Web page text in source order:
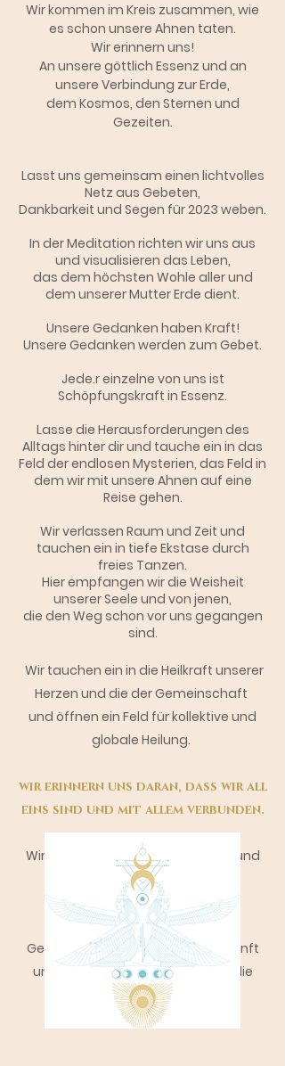
Wir kommen im Kreis zusammen, wie
es schon unsere Ahnen taten.
Wir erinnern uns!
An unsere göttlich Essenz und an
unsere Verbindung zur Erde,
dem Kosmos, den Sternen und
Gezeiten.
Lasst uns gemeinsam einen lichtvolles
Netz aus Gebeten,
Dankbarkeit und Segen für 2023 weben.
In der Meditation richten wir uns aus
und visualisieren das Leben,
das dem höchsten Wohle allerund
dem unserer Mutter Erde dient.
Unsere Gedanken haben Kraft!
Unsere Gedanken werden zum Gebet.
Jede.r einzelne von uns ist
Schöpfungskraft in Essenz.
Lasse die Herausforderungen des
Alltags hinter dir und tauche ein in das
Feld der endlosen Mysterien, das Feld in
dem wir mit unsere Ahnen auf eine
Reise gehen.
Wir verlassen Raum und Zeit und
tauchen ein in tiefe Ekstase durch
freies Tanzen.
Hier empfangen wir die Weisheit
unserer Seele und von jenen,
die den Weg schon vor uns gegangen
sind.
Wir tauchen ein in die Heilkraft unserer
Herzen und die der Gemeinschaft
und öffnen ein Feld fürkollektive und
globale Heilung.
wir erinnern uns daran, dass wir all
eins sind und mit allem verbunden.
Wir feiern das Jahresende, ehren und
egnen die Fülle und
Geschenkevon Mutter Erde!
Gemeinsam blicken wir in die Zukunft
und bringen unsere Visionen für die
Neue Erde ins Feld!